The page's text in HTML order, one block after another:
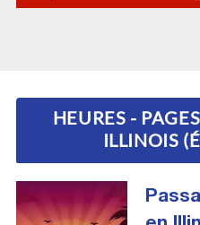
HEURES -
ILLINOIS